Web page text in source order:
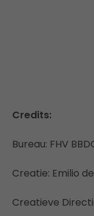
Credits:
Bureau: FHV
Creatie: Emilio
Creatieve